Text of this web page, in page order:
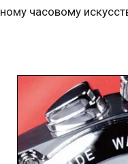
часовому